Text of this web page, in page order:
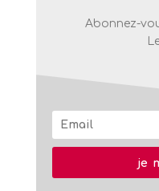
Abonnez-
je